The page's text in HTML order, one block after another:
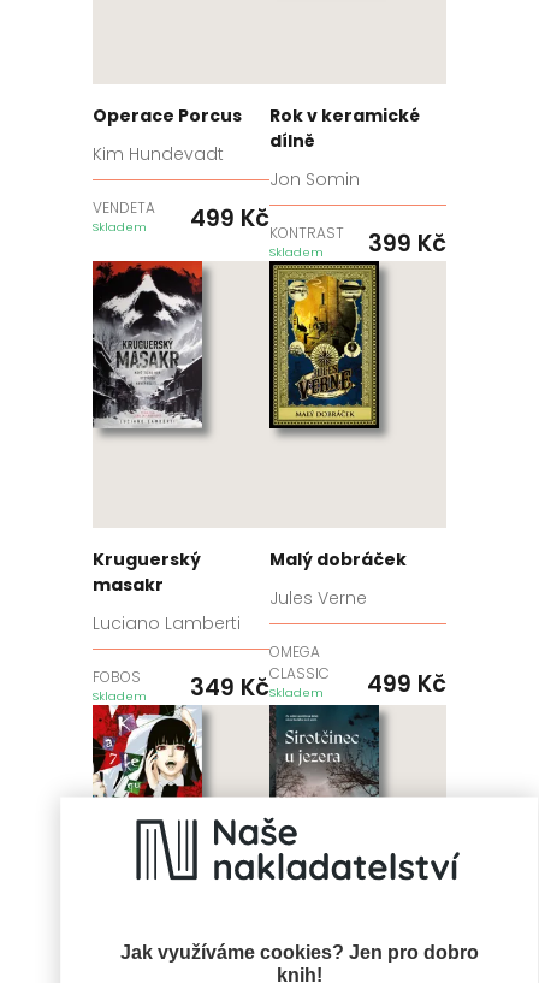
Jak využíváme cookies? Jen pro dobro
knih!
Operace Porcus
Kim Hundevadt
VENDETA
Skladem 499 Kč
Rok v keramické
dílně
Jon Somin
KONTRAST
Skladem 399 Kč
Kruguerský
masakr
Luciano Lamberti
FOBOS
Skladem 349 Kč
Malý dobráček
Jules Verne
OMEGA
CLASSIC
Skladem 499 Kč